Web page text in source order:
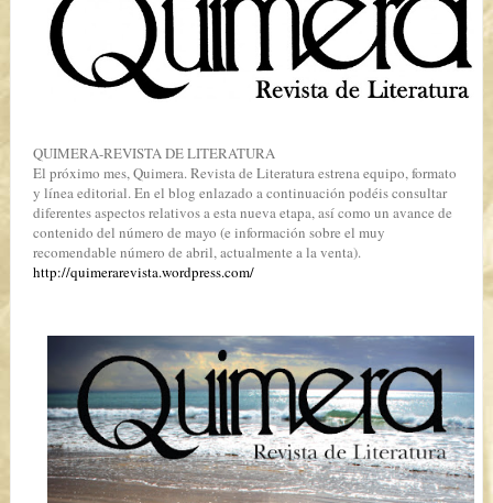
QUIMERA-REVISTA DE LITERATURA
El próximo mes, Quimera. Revista de Literatura estrena equipo, formato
y línea editorial. En el blog enlazado a continuación podéis consultar
diferentes aspectos relativos a esta nueva etapa, así como un avance de
contenido del número de mayo (e información sobre el muy
recomendable número de abril, actualmente a la venta).
http://quimerarevista.wordpress.com/